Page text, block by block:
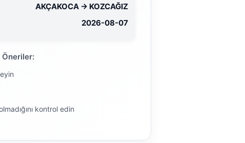
AKÇAKOCA → KOZCAĞIZ
2026-08-07
Öneriler:
kontrol edin